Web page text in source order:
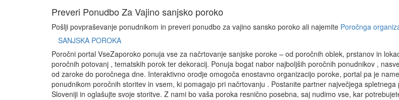
Preveri Ponudbo ZaVajino sanjsko poroko
Pošlji povpraševanje ponudnikom in preveri ponudbo za vajino sansko poroko ali najemite Poročnga
SANJSKA POROKA
Poročni portal VseZaporoko ponuja vse za načrtovanje sanjske poroke – od poročnih oblek, prstanov in
poročnih potovanj , tematskih porok ter dekoracij. Ponuja bogat nabor najboljših poročnih ponudnikov ,
od zaroke do poročnega dne. Interaktivno orodje omogoča enostavno organizacijo poroke, portal pa je
ponudnikom poročnih storitev in vsem, ki pomagajo pri načrtovanju . Postanite partner največjega
Sloveniji in oglašujte svoje storitve. Z nami bo vaša poroka resnično posebna, saj nudimo vse, kar